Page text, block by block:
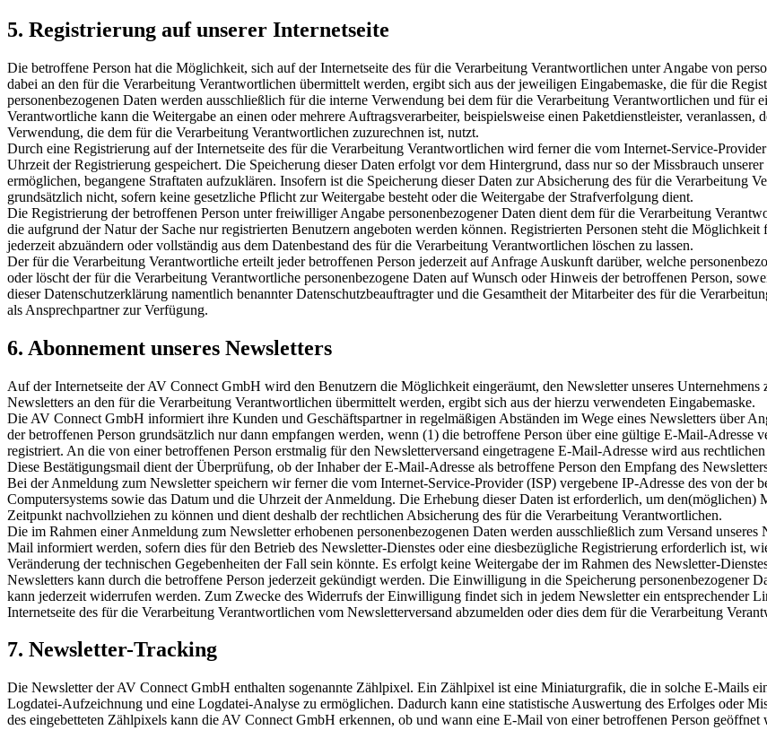
5. Registrierung auf unserer Internetseite
Die betroffene Person hat die Möglichkeit, sich auf der Internetseite des für die Verarbeitung Verantwortlichen unter Angabe von
dabei an den für die Verarbeitung Verantwortlichen übermittelt werden, ergibt sich aus der jeweiligen Eingabemaske, die für die
personenbezogenen Daten werden ausschließlich für die interne Verwendung bei dem für die Verarbeitung Verantwortlichen und für
Verantwortliche kann die Weitergabe an einen oder mehrere Auftragsverarbeiter, beispielsweise einen Paketdienstleister,
Verwendung, die dem für die Verarbeitung Verantwortlichen zuzurechnen ist, nutzt.
Durch eine Registrierung auf der Internetseite des für die Verarbeitung Verantwortlichen wird ferner die vom Internet-Service-
Uhrzeit der Registrierung gespeichert. Die Speicherung dieser Daten erfolgt vor dem Hintergrund, dass nur so der Missbrauch
ermöglichen, begangene Straftaten aufzuklären. Insofern ist die Speicherung dieser Daten zur Absicherung des für die Verarbeitung
grundsätzlich nicht, sofern keine gesetzliche Pflicht zur Weitergabe besteht oder die Weitergabe der Strafverfolgung dient.
Die Registrierung der betroffenen Person unter freiwilliger Angabe personenbezogener Daten dient dem für die Verarbeitung
die aufgrund der Natur der Sache nur registrierten Benutzern angeboten werden können. Registrierten Personen steht die
jederzeit abzuändern oder vollständig aus dem Datenbestand des für die Verarbeitung Verantwortlichen löschen zu lassen.
Der für die Verarbeitung Verantwortliche erteilt jeder betroffenen Person jederzeit auf Anfrage Auskunft darüber, welche
oder löscht der für die Verarbeitung Verantwortliche personenbezogene Daten auf Wunsch oder Hinweis der betroffenen Person,
dieser Datenschutzerklärung namentlich benannter Datenschutzbeauftragter und die Gesamtheit der Mitarbeiter des für die
als Ansprechpartner zur Verfügung.
6. Abonnement unseres Newsletters
Auf der Internetseite der AV Connect GmbH wird den Benutzern die Möglichkeit eingeräumt, den Newsletter unseres Unternehmens
Newsletters an den für die Verarbeitung Verantwortlichen übermittelt werden, ergibt sich aus der hierzu verwendeten Eingabemaske.
Die AV Connect GmbH informiert ihre Kunden und Geschäftspartner in regelmäßigen Abständen im Wege eines Newsletters über
der betroffenen Person grundsätzlich nur dann empfangen werden, wenn (1) die betroffene Person über eine gültige E-Mail-Adresse
registriert. An die von einer betroffenen Person erstmalig für den Newsletterversand eingetragene E-Mail-Adresse wird aus
Diese Bestätigungsmail dient der Überprüfung, ob der Inhaber der E-Mail-Adresse als betroffene Person den Empfang des
Bei der Anmeldung zum Newsletter speichern wir ferner die vom Internet-Service-Provider (ISP) vergebene IP-Adresse des von der
Computersystems sowie das Datum und die Uhrzeit der Anmeldung. Die Erhebung dieser Daten ist erforderlich, um den(möglichen)
Zeitpunkt nachvollziehen zu können und dient deshalb der rechtlichen Absicherung des für die Verarbeitung Verantwortlichen.
Die im Rahmen einer Anmeldung zum Newsletter erhobenen personenbezogenen Daten werden ausschließlich zum Versand
Mail informiert werden, sofern dies für den Betrieb des Newsletter-Dienstes oder eine diesbezügliche Registrierung erforderlich ist,
Veränderung der technischen Gegebenheiten der Fall sein könnte. Es erfolgt keine Weitergabe der im Rahmen des Newsletter-
Newsletters kann durch die betroffene Person jederzeit gekündigt werden. Die Einwilligung in die Speicherung personenbezogener
kann jederzeit widerrufen werden. Zum Zwecke des Widerrufs der Einwilligung findet sich in jedem Newsletter ein entsprechender
Internetseite des für die Verarbeitung Verantwortlichen vom Newsletterversand abzumelden oder dies dem für die Verarbeitung
7. Newsletter-Tracking
Die Newsletter der AV Connect GmbH enthalten sogenannte Zählpixel. Ein Zählpixel ist eine Miniaturgrafik, die in solche E-Mails
Logdatei-Aufzeichnung und eine Logdatei-Analyse zu ermöglichen. Dadurch kann eine statistische Auswertung des Erfolges oder
des eingebetteten Zählpixels kann die AV Connect GmbH erkennen, ob und wann eine E-Mail von einer betroffenen Person